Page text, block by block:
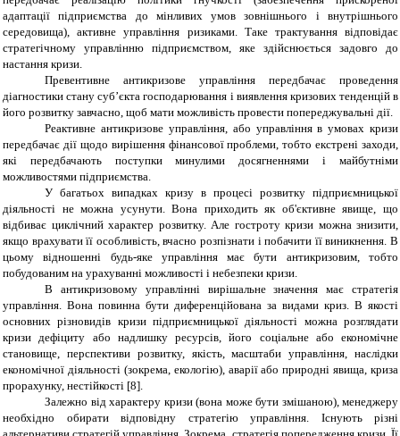
адаптації підприємства до мінливих умов зовнішнього і внутрішнього
середовища), активне управління ризиками. Таке трактування відповідає
стратегічному управлінню підприємством, яке здійснюється задовго до
настання кризи.
Превентивне антикризове управління передбачає проведення
діагностики стану суб’єкта господарювання і виявлення кризових тенденцій в
його розвитку завчасно, щоб мати можливість провести попереджувальні дії.
Реактивне антикризове управління, або управління в умовах кризи
передбачає дії щодо вирішення фінансової проблеми, тобто екстрені заходи,
які передбачають поступки минулими досягненнями і майбутніми
можливостями підприємства.
У багатьох випадках кризу в процесі розвитку підприємницької
діяльності не можна усунути. Вона приходить як об'єктивне явище, що
відбиває циклічний характер розвитку. Але гостроту кризи можна знизити,
якщо врахувати її особливість, вчасно розпізнати і побачити її виникнення. В
цьому відношенні будь-яке управління має бути антикризовим, тобто
побудованим на урахуванні можливості і небезпеки кризи.
В антикризовому управлінні вирішальне значення має стратегія
управління. Вона повинна бути диференційована за видами криз. В якості
основних різновидів кризи підприємницької діяльності можна розглядати
кризи дефіциту або надлишку ресурсів, його соціальне або економічне
становище, перспективи розвитку, якість, масштаби управління, наслідки
економічної діяльності (зокрема, екологію), аварії або природні явища, криза
прорахунку, нестійкості [8].
Залежно від характеру кризи (вона може бути змішаною), менеджеру
необхідно обирати відповідну стратегію управління. Існують різні